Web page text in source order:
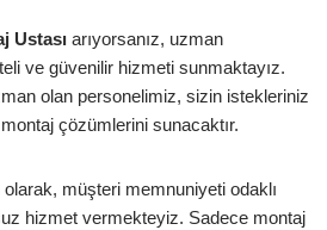
Ustası arıyorsanız, uzman
ve güvenilir hizmeti sunmaktayız.
olan personelimiz, sizin istekleriniz
çözümlerini sunacaktır.
olarak, müşteri memnuniyeti odaklı
hizmet vermekteyiz. Sadece montaj